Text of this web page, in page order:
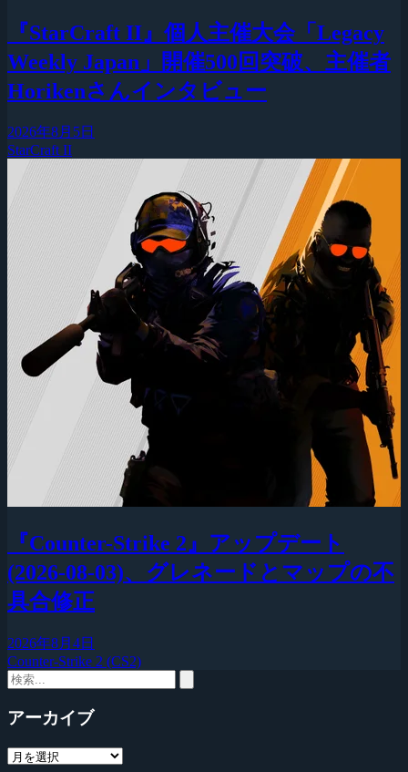
『StarCraft II』個人主催大会「Legacy
Weekly Japan」開催500回突破、主催者
Horikenさんインタビュー
2026年8月5日
StarCraft II
『Counter-Strike 2』アップデート
(2026-08-03)、グレネードとマップの不
具合修正
2026年8月4日
Counter-Strike 2 (CS2)
アーカイブ